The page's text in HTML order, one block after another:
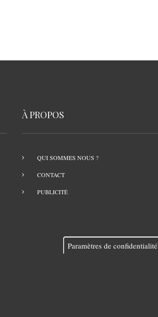
À PROPOS
QUI SOMMES NOUS ?
CONTACT
PUBLICITÉ
Paramètres de confidentialité